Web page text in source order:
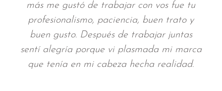
mis expectativas y lograste algo mucho
más profundo: me sentí vista. Y eso fue lo
más valioso, porque supiste captar mi
esencia. Esa sensibilidad creativa que
tenés, esa intuición tan tuya, fue clave